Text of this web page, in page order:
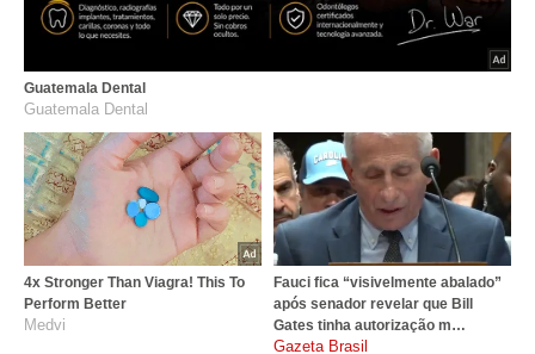
Guatemala Dental
Guatemala Dental
4x Stronger Than Viagra! This To
Perform Better
Medvi
Fauci fica “visivelmente abalado”
após senador revelar que Bill
Gates tinha autorização m…
gazetabrasil.com.br